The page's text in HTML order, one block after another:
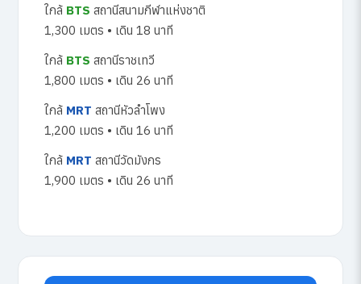
ใกล้ BTS สถานีสนามกีฬาแห่งชาติ
1,300 เมตร • เดิน 18 นาที
ใกล้ BTS สถานีราชเทวี
1,800 เมตร • เดิน 26 นาที
ใกล้ MRT สถานีหัวลำโพง
1,200 เมตร • เดิน 16 นาที
ใกล้ MRT สถานีวัดมังกร
1,900 เมตร • เดิน 26 นาที